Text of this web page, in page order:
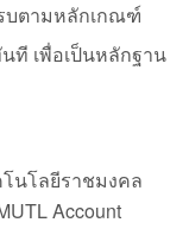
บตามหลักเกณฑ์
ที เพื่อเป็นหลักฐาน
นโลยีราชมงคล
Account